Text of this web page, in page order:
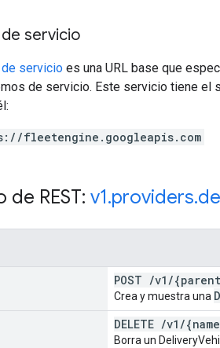
de servicio
de servicio es una URL base que
de servicio. Este servicio tiene
fleetengine.googleapis.com
de REST: v1.providers.
POST /v1 /
Crea y muestra una
DELETE /v1 /
Borra un